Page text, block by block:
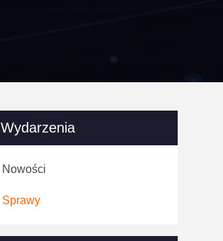
Wydarzenia
Nowości
Sprawy